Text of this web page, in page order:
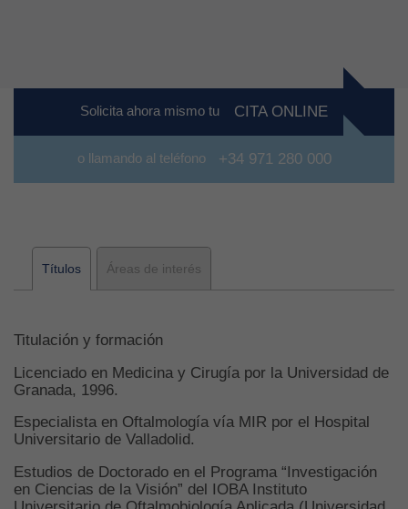
Solicita ahora mismo tu CITA ONLINE
o llamando al teléfono +34 971 280 000
Títulos Áreas de interés
Titulación y formación
Licenciado en Medicina y Cirugía por la Universidad de
Granada, 1996.
Especialista en Oftalmología vía MIR por el Hospital
Universitario de Valladolid.
Estudios de Doctorado en el Programa “Investigación
en Ciencias de la Visión” del IOBA Instituto